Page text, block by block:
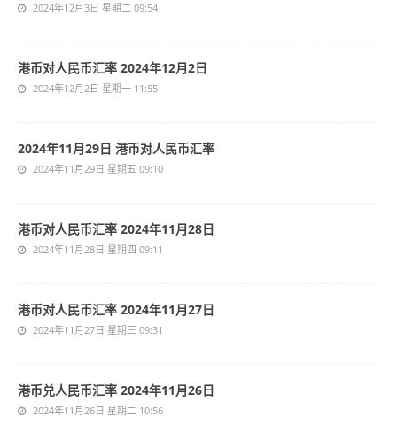
2024年12月3日 星期二 09:54
港币对人民币汇率 2024年12月2日
2024年12月2日 星期一 11:55
2024年11月29日 港币对人民币汇率
2024年11月29日 星期五 09:10
港币对人民币汇率 2024年11月28日
2024年11月28日 星期四 09:11
港币对人民币汇率 2024年11月27日
2024年11月27日 星期三 09:31
港币兑人民币汇率 2024年11月26日
2024年11月26日 星期二 10:56